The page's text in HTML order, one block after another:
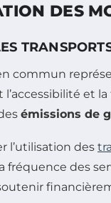
DES
commun
et
émissions de
l’utilisation des
fréquence des